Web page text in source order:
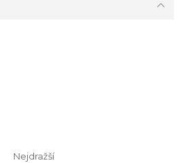
Nejdražší